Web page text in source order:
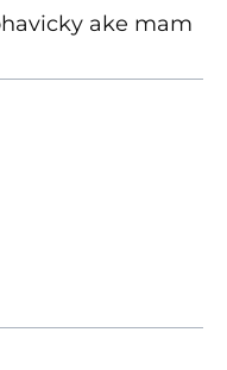
ake mam
hviezdičiek